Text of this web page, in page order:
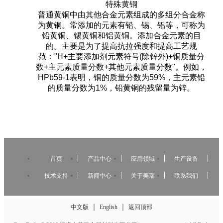
特殊黄铜
普通黄铜中由其他合金元素组成的多组分合金称
为黄铜。常添加的元素有铅、锡、铝等，可称为
铅黄铜、锡黄铜和铝黄铜。添加合金元素的目
的。主要是为了提高抗拉强度和提高工艺规
范："H+主要添加剂元素符号(除锌外)+铜质量分
数+主元素质量分数+其他元素质量分数"。例如，
HPb59-1表明，铜的质量分数为59%，主元素铅
的质量分数为1%，铅黄铜的残留量为锌。
首页 产品中心 应用领域 生产设备
技术支持 新闻中心 关于美瑞 联系我们
中文版 English 返回顶部